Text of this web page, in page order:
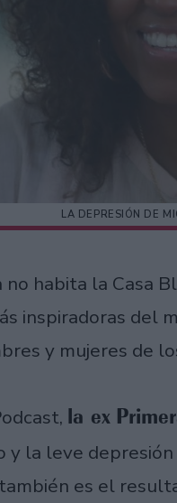
LA DEPRESIÓN DE
habita la Casa
inspiradoras del
y mujeres de
la ex
y la leve
es el